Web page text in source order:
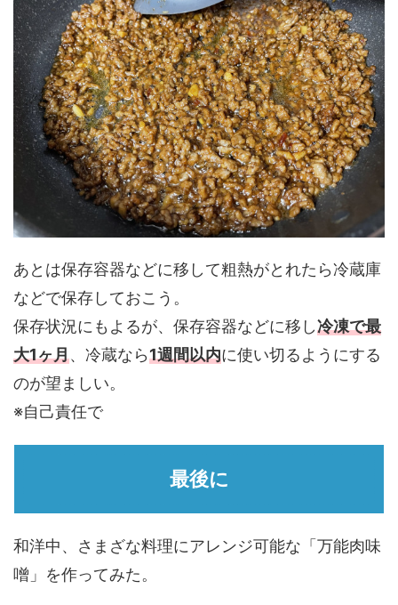
あとは保存容器などに移して粗熱がとれたら冷蔵庫
などで保存しておこう。
保存状況にもよるが、保存容器などに移し冷凍で最
大1ヶ月、冷蔵なら1週間以内に使い切るようにする
のが望ましい。
※自己責任で
最後に
和洋中、さまざな料理にアレンジ可能な「万能肉味
噌」を作ってみた。